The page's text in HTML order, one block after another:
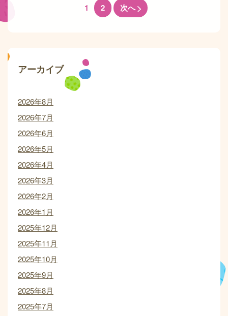
1 2 次へ
アーカイブ
2026年8月
2026年7月
2026年6月
2026年5月
2026年4月
2026年3月
2026年2月
2026年1月
2025年12月
2025年11月
2025年10月
2025年9月
2025年8月
2025年7月